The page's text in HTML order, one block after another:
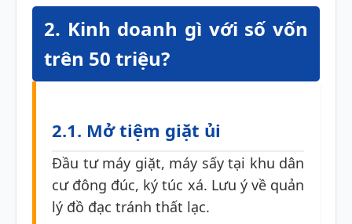
2. Kinh doanh gì với số vốn
trên 50 triệu?
2.1. Mở tiệm giặt ủi
Đầu tư máy giặt, máy sấy tại khu dân
cư đông đúc, ký túc xá. Lưu ý về quản
lý đồ đạc tránh thất lạc.